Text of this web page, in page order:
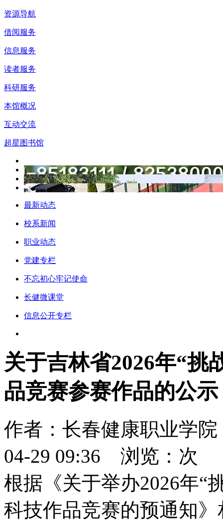
资源导航
借阅服务
信息服务
读者服务
科研服务
本馆概况
互动交流
超星图书馆
最新动态
校系新闻
职业动态
党建专栏
不忘初心牢记使命
长健微课堂
信息公开专栏
关于吉林省2026年“挑
品竞赛参赛作品的公示
作者： 长春健康职业
04-29 09:36 浏览： 次
根据《关于举办2026年“
科技作品竞赛的预通知